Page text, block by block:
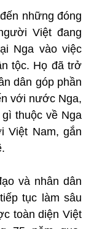
những đóng
Việt đang
Nga vào việc
tộc. Họ đã trở
dân góp phần
với nước Nga,
thuộc về Nga
Việt Nam, gắn
và nhân dân
tục làm sâu
toàn diện Việt